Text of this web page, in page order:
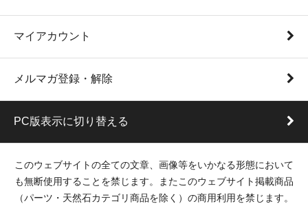
マイアカウント
メルマガ登録・解除
PC版表示に切り替える
このウェブサイトの全ての文章、画像等をいかなる形態において
も無断使用することを禁じます。またこのウェブサイト掲載商品
（パーツ・天然石カテゴリ商品を除く）の商用利用を禁じます。